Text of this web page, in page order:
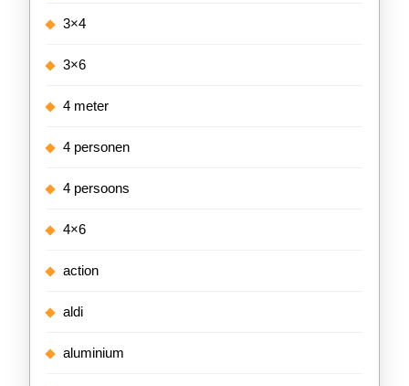
3×4
3×6
4 meter
4 personen
4 persoons
4×6
action
aldi
aluminium